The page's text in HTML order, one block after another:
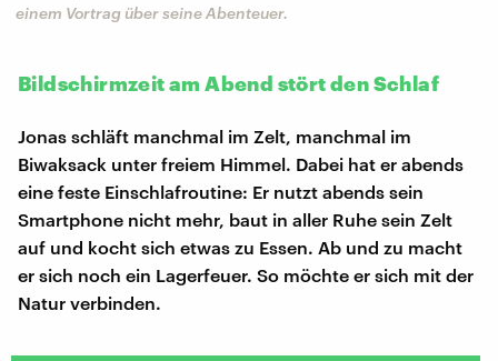
einem Vortrag über seine Abenteuer.
Bildschirmzeit am Abend stört den Schlaf
Jonas schläft manchmal im Zelt, manchmal im
Biwaksack unter freiem Himmel. Dabei hat er abends
eine feste Einschlafroutine: Er nutzt abends sein
Smartphone nicht mehr, baut in aller Ruhe sein Zelt
auf und kocht sich etwas zu Essen. Ab und zu macht
er sich noch ein Lagerfeuer. So möchte er sich mit der
Natur verbinden.